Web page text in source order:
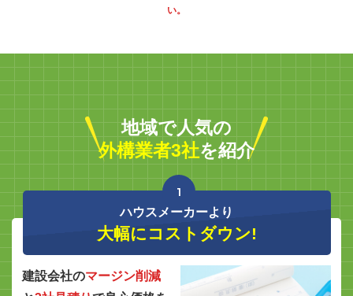
い。
地域で人気の
外構業者3社を紹介
1
ハウスメーカーより
大幅にコストダウン!
建設会社のマージン削減